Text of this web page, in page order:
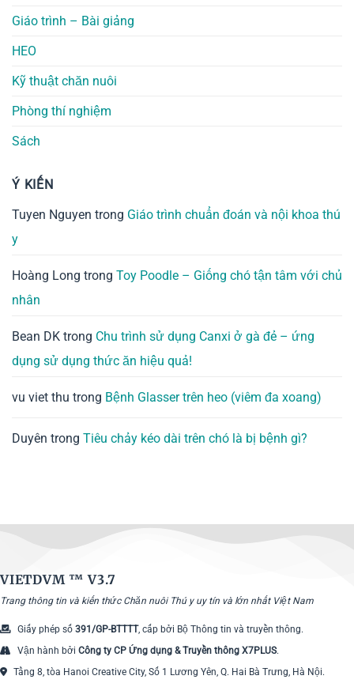
Giáo trình – Bài giảng
HEO
Kỹ thuật chăn nuôi
Phòng thí nghiệm
Sách
Ý KIẾN
Tuyen Nguyen trong Giáo trình chuẩn đoán và nội khoa thú
y
Hoàng Long trong Toy Poodle – Giống chó tận tâm với chủ
nhân
Bean DK trong Chu trình sử dụng Canxi ở gà đẻ – ứng
dụng sử dụng thức ăn hiệu quả!
vu viet thu trong Bệnh Glasser trên heo (viêm đa xoang)
Duyên trong Tiêu chảy kéo dài trên chó là bị bệnh gì?
VIETDVM ™V3.7
Trang thông tin và kiến thức Chăn nuôi Thú y uy tín và lớn nhất Việt Nam
Giấy phép số 391/GP-BTTTT, cấp bởi Bộ Thông tin và truyền thông.
Vận hành bởi Công ty CP Ứng dụng & Truyền thông X7PLUS.
Tầng 8, tòa Hanoi Creative City, Số 1 Lương Yên, Q. Hai Bà Trưng, Hà Nội.